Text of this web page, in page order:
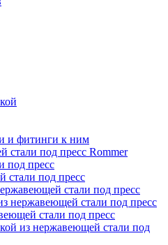
и фитинги к ним
стали под пресс Rommer
под пресс
стали под пресс
стали под пресс
нержавеющей стали под пресс
стали под пресс
из нержавеющей стали под